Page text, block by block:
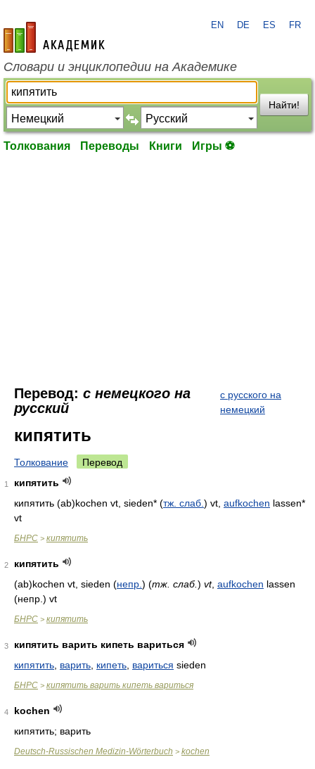
academic.ru
EN DE ES FR
Словари и энциклопедии на Академике
Найти!
Толкования Переводы Книги Игры ⚽
Перевод: с немецкого на
русский
с русского на
немецкий
кипятить
Толкование Перевод
1
кипятить
кипятить (ab)kochen vt, sieden* (тж. слаб. ) vt, aufkochen lassen*
vt
БНРС > кипятить
2
кипятить
(ab)kochen vt, sieden (непр. ) (тж. слаб.) vt, aufkochen lassen
(непр.) vt
БНРС > кипятить
3
кипятить варить кипеть вариться
кипятить варить кипеть вариться sieden
БНРС > кипятить варить кипеть вариться
4
kochen
кипятить; варить
Deutsch-Russischen Medizin-Wörterbuch > kochen